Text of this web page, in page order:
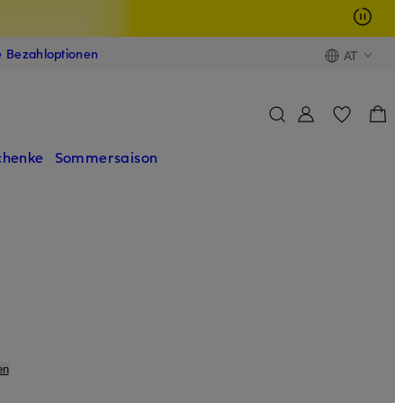
Bezahloptionen AT
Sommersaison